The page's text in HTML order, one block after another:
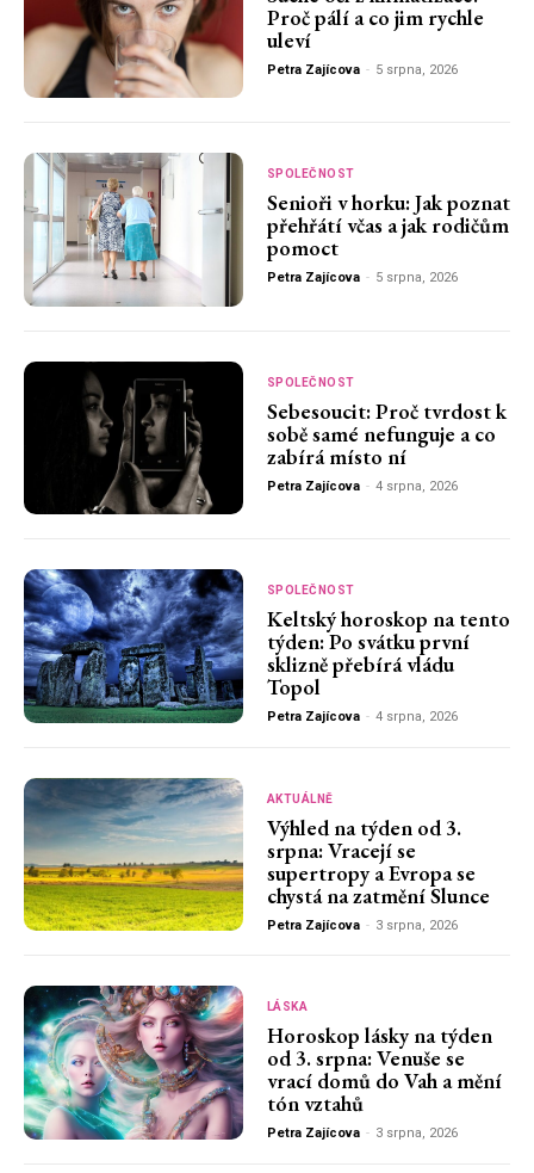
Proč pálí a co jim rychle
uleví
Petra Zajícova - 5 srpna, 2026
SPOLEČNOST
Senioři v horku: Jak poznat
přehřátí včas a jak rodičům
pomoct
Petra Zajícova - 5 srpna, 2026
SPOLEČNOST
Sebesoucit: Proč tvrdost k
sobě samé nefunguje a co
zabírá místo ní
Petra Zajícova - 4 srpna, 2026
SPOLEČNOST
Keltský horoskop na tento
týden: Po svátku první
sklizně přebírá vládu
Topol
Petra Zajícova - 4 srpna, 2026
AKTUÁLNĚ
Výhled na týden od 3.
srpna: Vracejí se
supertropy a Evropa se
chystá na zatmění Slunce
Petra Zajícova - 3 srpna, 2026
LÁSKA
Horoskop lásky na týden
od 3. srpna: Venuše se
vrací domů do Vah a mění
tón vztahů
Petra Zajícova - 3 srpna, 2026